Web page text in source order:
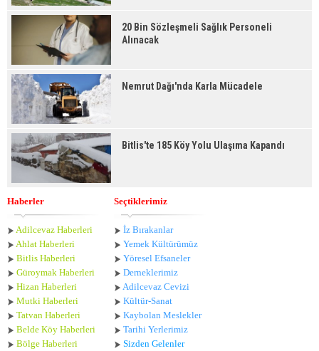
20 Bin Sözleşmeli Sağlık Personeli
Alınacak
Nemrut Dağı'nda Karla Mücadele
Bitlis'te 185 Köy Yolu Ulaşıma Kapandı
Haberler
Adilcevaz Haberleri
Ahlat Haberleri
Bitlis Haberleri
Güroymak Haberleri
Hizan Haberleri
Mutki Haberleri
Tatvan Haberleri
Belde Köy Haberleri
Bölge Haberleri
Seçtiklerimiz
İz Bırakanlar
Yemek Kültürümüz
Yöresel Efsaneler
Derneklerimiz
Adilcevaz Cevizi
Kültür-Sanat
Kaybolan Meslekler
Tarihi Yerlerimiz
Sizden Gelenler